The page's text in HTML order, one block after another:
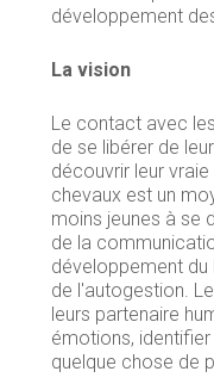
développement
La vision
Le contact avec
de se libérer de
découvrir leur
chevaux est un
moins jeunes à se
de la
développement du
de l'autogestion.
leurs partenaire
émotions,
quelque chose de